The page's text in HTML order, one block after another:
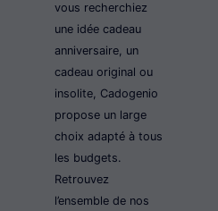
vous recherchiez
une idée cadeau
anniversaire, un
cadeau original ou
insolite, Cadogenio
propose un large
choix adapté à tous
les budgets.
Retrouvez
l’ensemble de nos